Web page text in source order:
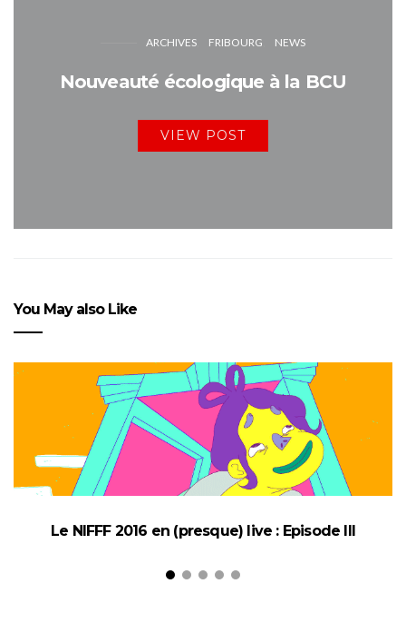
ARCHIVES FRIBOURG NEWS
Nouveauté écologique à la BCU
VIEW POST
You May also Like
Le NIFFF 2016 en (presque) live : Episode III